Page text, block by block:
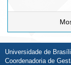
Universidade de
Coordenadoria de